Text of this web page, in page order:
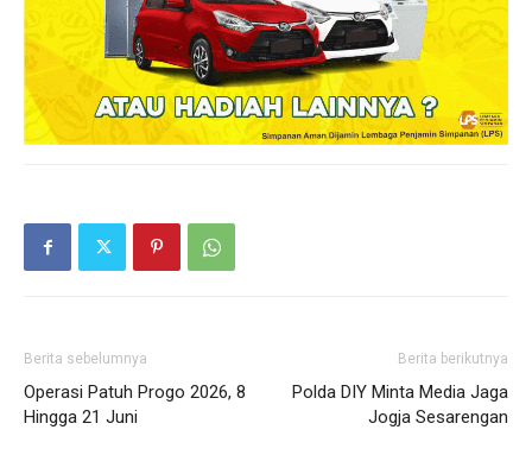
Berita sebelumnya
Operasi Patuh Progo 2026, 8
Hingga 21 Juni
Berita berikutnya
Polda DIY Minta Media Jaga
Jogja Sesarengan